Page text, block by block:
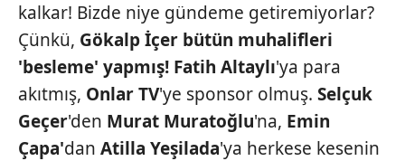
kalkar! Bizde niye gündeme getiremiyorlar?
Çünkü, Gökalp İçer bütün muhalifleri
'besleme' yapmış! Fatih Altaylı'ya para
akıtmış, Onlar TV'ye sponsor olmuş. Selçuk
Geçer'den Murat Muratoğlu'na, Emin
Çapa'dan Atilla Yeşilada'ya herkese kesenin